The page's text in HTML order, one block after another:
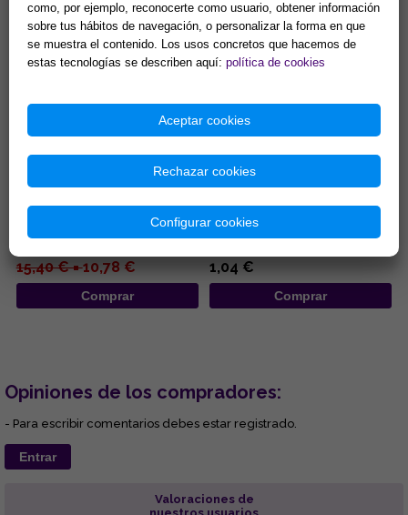
Comprar Comprar
REDONDO 10X11CM
15,40 € =10,78 €
Comprar
INCENSARIOS DE MADERA 25,5
CM
...
1,04 €
Comprar
Opiniones de los compradores:
- Para escribir comentarios debes estar registrado.
Entrar
Valoraciones de
como, por ejemplo, reconocerte como usuario, obtener información
sobre tus hábitos de navegación, o personalizar la forma en que
se muestra el contenido. Los usos concretos que hacemos de
estas tecnologías se describen aquí: política de cookies
Aceptar cookies
Rechazar cookies
Configurar cookies